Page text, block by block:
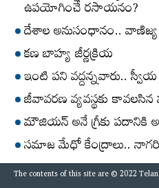
ఉపయోగించే రసాయనం?
దేశాల అనుసంధానం..
కణ బాహ్య జీర్ణక్రియ
ఇంటి పని వద్దన్నవారు..
జీవావరణ వ్యవస్థకు కావలసిన
మౌజియన్‌ అనే గ్రీకు పదానికి
సమాజ మేధో కేంద్రాలు..
The contents of this site are © 2022